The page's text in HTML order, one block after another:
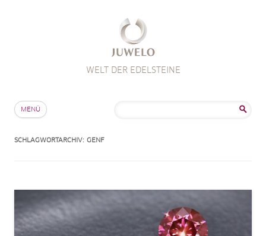
WELT DER EDELSTEINE
MENÜ
SCHLAGWORTARCHIV: GENF